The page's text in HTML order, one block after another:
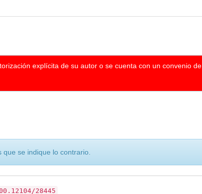
explícita de su autor o se cuenta con un convenio de
se indique lo contrario.
28445